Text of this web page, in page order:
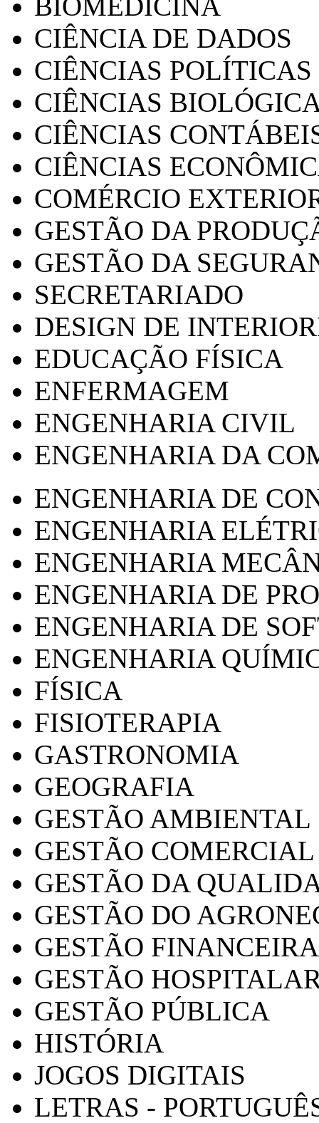
CIÊNCIA DE DADOS
CIÊNCIAS POLÍTICAS
CIÊNCIAS
CIÊNCIAS
CIÊNCIAS
COMÉRCIO
GESTÃO DA
GESTÃO DA
SECRETARIADO
DESIGN DE
EDUCAÇÃO FÍSICA
ENFERMAGEM
ENGENHARIA CIVIL
ENGENHARIA DA
ENGENHARIA DE
ENGENHARIA
ENGENHARIA
ENGENHARIA DE
ENGENHARIA DE
ENGENHARIA
FÍSICA
FISIOTERAPIA
GASTRONOMIA
GEOGRAFIA
GESTÃO AMBIENTAL
GESTÃO COMERCIAL
GESTÃO DA
GESTÃO DO
GESTÃO FINANCEIRA
GESTÃO
GESTÃO PÚBLICA
HISTÓRIA
JOGOS DIGITAIS
LETRAS -